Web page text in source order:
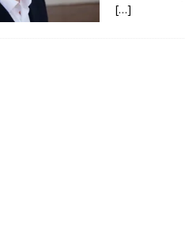
[…]